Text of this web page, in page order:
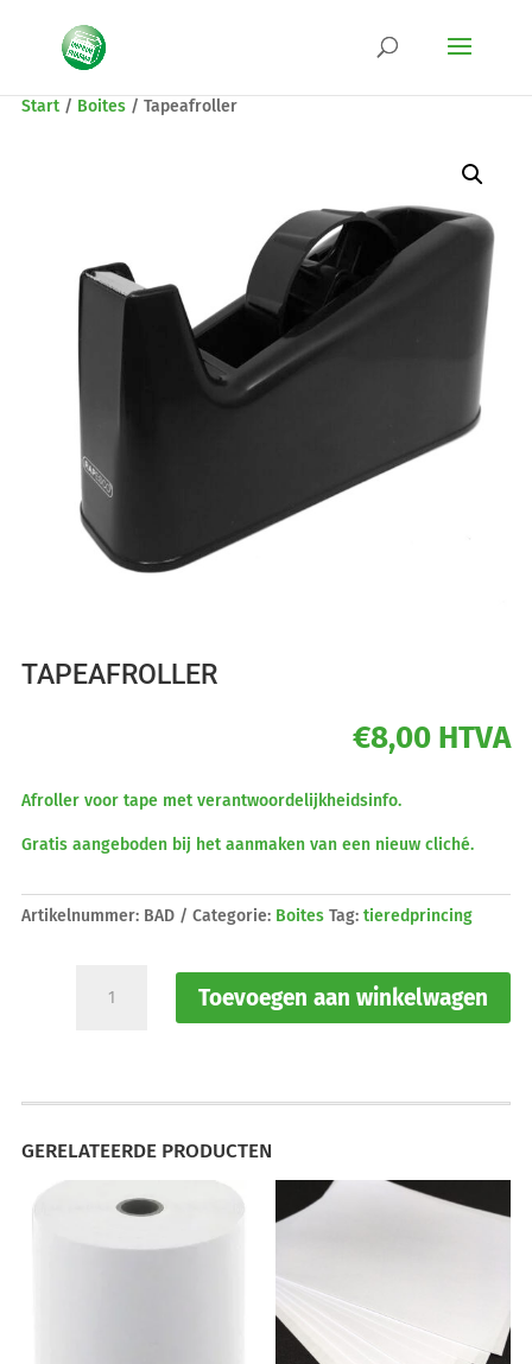
Start / Boites / Tapeafroller
TAPEAFROLLER
€8,00 HTVA
Afroller voor tape met verantwoordelijkheidsinfo.
Gratis aangeboden bij het aanmaken van een nieuw cliché.
Artikelnummer: BAD Categorie: Boites Tag: tieredprincing
aantal
Toevoegen aan winkelwagen
GERELATEERDE PRODUCTEN